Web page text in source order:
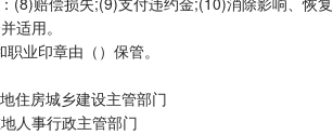
适用。
业印章由（）保管。
住房城乡建设主管部门
人事行政主管部门